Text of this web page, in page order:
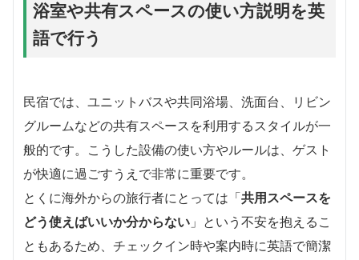
浴室や共有スペースの使い方説明を英
語で行う
民宿では、ユニットバスや共同浴場、洗面台、リビン
グルームなどの共有スペースを利用するスタイルが一
般的です。こうした設備の使い方やルールは、ゲスト
が快適に過ごすうえで非常に重要です。
とくに海外からの旅行者にとっては「共用スペースを
どう使えばいいか分からない 」という不安を抱えるこ
ともあるため、チェックイン時や案内時に英語で簡潔